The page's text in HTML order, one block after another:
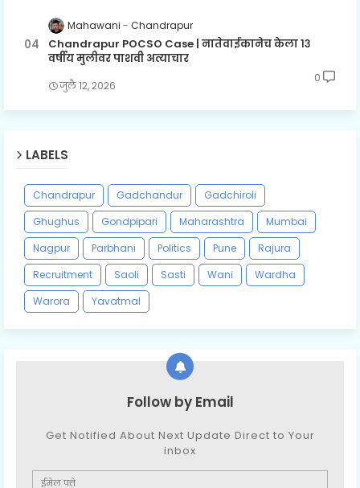
Mahawani Chandrapur
Chandrapur POCSO Case | नातेवाईकानेच केला १३
वर्षीय मुलीवर पाशवी अत्याचार
जुलै १२, २०२६
0
LABELS
Chandrapur Gadchandur
Gadchiroli
Ghughus
Gondpipari Maharashtra
Mumbai
Nagpur
Parbhani Politics Pune
Rajura
Recruitment
Saoli Sasti Wani
Wardha
Warora
Yavatmal
Follow by Email
Get Notified About Next Update Direct to Your
inbox